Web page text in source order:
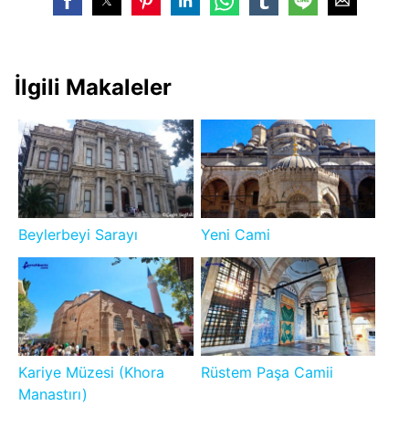
İlgili Makaleler
Beylerbeyi Sarayı Yeni Cami
Kariye Müzesi (Khora
Manastırı)
Rüstem Paşa Camii